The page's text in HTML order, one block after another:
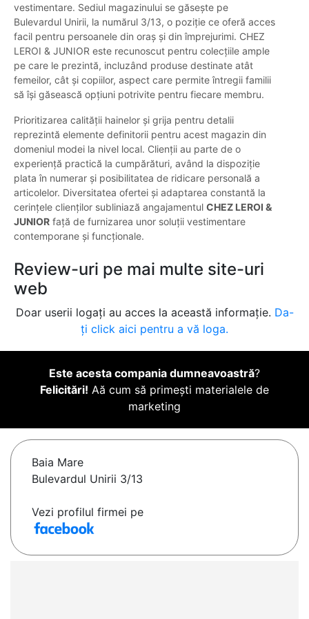
vestimentare. Sediul magazinului se găsește pe
Bulevardul Unirii, la numărul 3/13, o poziție ce oferă acces
facil pentru persoanele din oraș și din împrejurimi. CHEZ
LEROI & JUNIOR este recunoscut pentru colecțiile ample
pe care le prezintă, incluzând produse destinate atât
femeilor, cât și copiilor, aspect care permite întregii familii
să își găsească opțiuni potrivite pentru fiecare membru.
Prioritizarea calității hainelor și grija pentru detalii
reprezintă elemente definitorii pentru acest magazin din
domeniul modei la nivel local. Clienții au parte de o
experiență practică la cumpărături, având la dispoziție
plata în numerar și posibilitatea de ridicare personală a
articolelor. Diversitatea ofertei și adaptarea constantă la
cerințele clienților subliniază angajamentul CHEZ LEROI &
JUNIOR față de furnizarea unor soluții vestimentare
contemporane și funcționale.
Review-uri pe mai multe site-uri
web
Doar userii logați au acces la această informație. Da-
ți click aici pentru a vă loga.
Este acesta compania dumneavoastră?
Felicitări! Aă cum să primești materialele de
marketing
Baia Mare
Bulevardul Unirii 3/13
Vezi profilul firmei pe